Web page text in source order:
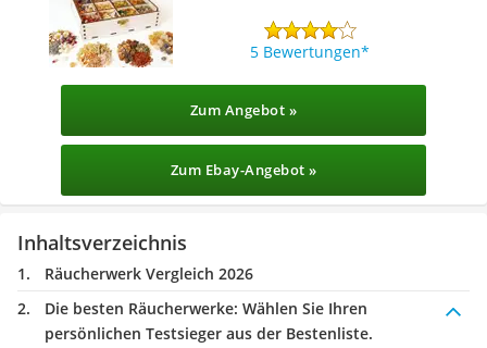
5 Bewertungen
Zum Angebot »
Zum Ebay-Angebot »
Inhaltsverzeichnis
Räucherwerk Vergleich 2026
Die besten Räucherwerke: Wählen Sie Ihren
persönlichen Testsieger aus der Bestenliste.